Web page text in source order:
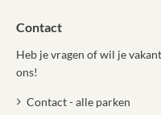
Contact
Heb je vragen of wil je
ons!
Contact - alle parken